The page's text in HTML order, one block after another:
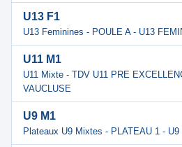
U13 F1
U13 Feminines - POULE A - U13
U11 M1
U11 Mixte - TDV U11 PRE
VAUCLUSE
U9 M1
Plateaux U9 Mixtes - PLATEAU 1 -